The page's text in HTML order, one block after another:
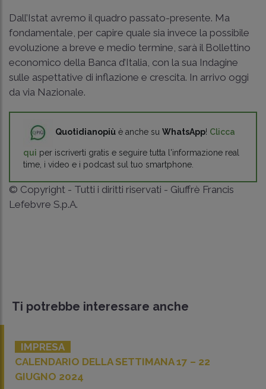
Dall’Istat avremo il quadro passato-presente. Ma
fondamentale, per capire quale sia invece la possibile
evoluzione a breve e medio termine, sarà il Bollettino
economico della Banca d’Italia, con la sua Indagine
sulle aspettative di inflazione e crescita. In arrivo oggi
da via Nazionale.
Quotidianopiù è anche su WhatsApp! Clicca
qui per iscriverti gratis e seguire tutta l'informazione real
time, i video e i podcast sul tuo smartphone.
© Copyright - Tutti i diritti riservati - Giuffrè Francis
Lefebvre S.p.A.
Ti potrebbe interessare anche
IMPRESA
CALENDARIO DELLA SETTIMANA 17 – 22
GIUGNO 2024